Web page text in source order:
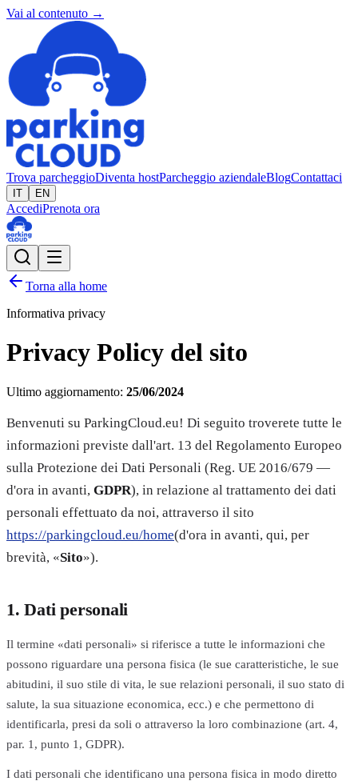
Vai al contenuto →
Trova parcheggioDiventa hostParcheggio aziendaleBlogContattaci
IT EN
AccediPrenota ora
Torna alla home
Informativa privacy
Privacy Policy del sito
Ultimo aggiornamento: 25/06/2024
Benvenuti su ParkingCloud.eu! Di seguito troverete tutte le
informazioni previste dall'art. 13 del Regolamento Europeo
sulla Protezione dei Dati Personali (Reg. UE 2016/679 —
d'ora in avanti, GDPR), in relazione al trattamento dei dati
personali effettuato da noi, attraverso il sito
https://parkingcloud.eu/home(d'ora in avanti, qui, per
brevità, «Sito»).
1. Dati personali
Il termine «dati personali» si riferisce a tutte le informazioni che
possono riguardare una persona fisica (le sue caratteristiche, le sue
abitudini, il suo stile di vita, le sue relazioni personali, il suo stato di
salute, la sua situazione economica, ecc.) e che permettono di
identificarla, presi da soli o attraverso la loro combinazione (art. 4,
par. 1, punto 1, GDPR).
I dati personali che identificano una persona fisica in modo diretto